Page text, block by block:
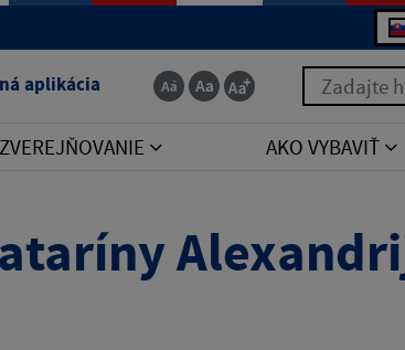
aplikácia Zadajte
ZVEREJŇOVANIE AKO VYBAVIŤ